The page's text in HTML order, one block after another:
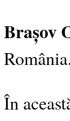
Brașov
În